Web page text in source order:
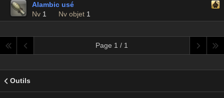
Alambic usé
Nv 1 Nv objet 1
Page 1 / 1
Outils